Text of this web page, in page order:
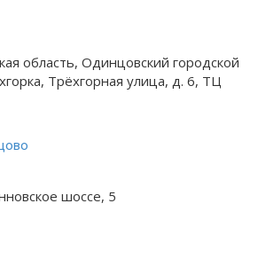
область, Одинцовский городской
Трёхгорная улица, д. 6, ТЦ
шоссе, 5